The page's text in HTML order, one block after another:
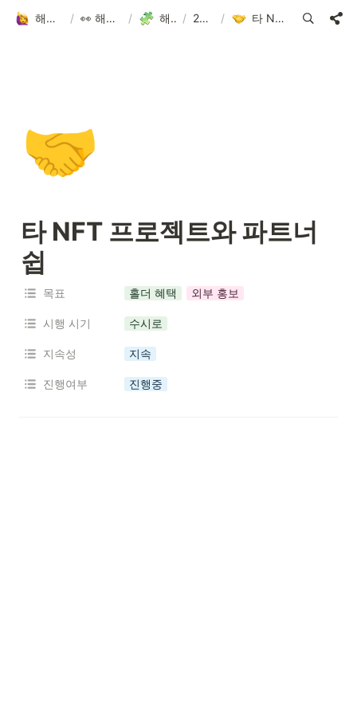
해피어타운 입주민 되고 싶은 사람?! / 👀 해피어타운 NFT에 대한 모든 것! / 해피어타운 로드맵 / 2023.1Q-2Q / 타 NFT 프로젝트와 파트너쉽
🤝
타 NFT 프로젝트와 파트너
쉽
목표 홀더 혜택 외부 홍보
시행 시기 수시로
지속성 지속
진행여부 진행중